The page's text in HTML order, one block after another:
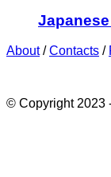
About/Contacts /
© Copyright 2023